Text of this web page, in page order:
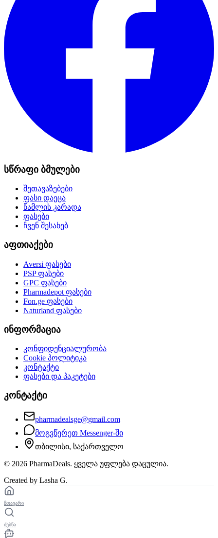
სწრაფი ბმულები
შეთავაზებები
ფასი დაეცა
წამლის კარადა
ფასები
ჩვენ შესახებ
აფთიაქები
Aversi ფასები
PSPფასები
GPC ფასები
Pharmadepot ფასები
Fon.ge ფასები
Naturland ფასები
ინფორმაცია
კონფიდენციალურობა
Cookie პოლიტიკა
კონტაქტი
ფასები და პაკეტები
კონტაქტი
pharmadealsge@gmail.com
მოგვწერეთ Messenger-ში
თბილისი, საქართველო
© 2026 PharmaDeals. ყველა უფლება დაცულია.
Created by Lasha G.
მთავარი
ძებნა